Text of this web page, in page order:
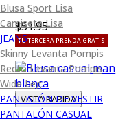
Blusa Sport Lisa
Camiseta Lisa
JEANS
Skinny Levanta Pompis
Recto Levanta Pompis
Wide Leg
PANTALÓN DE VESTIR
PANTALÓN CASUAL
$51.95
TU TERCERA PRENDA GRATIS
VISTA RAPIDA